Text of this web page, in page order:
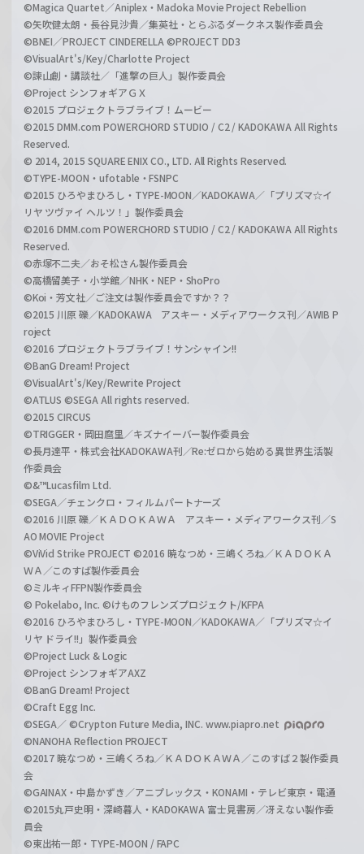
©Magica Quartet／Aniplex・Madoka Movie Project Rebellion
©矢吹健太朗・長谷見沙貴／集英社・とらぶるダークネス製作委員会
©BNEI／PROJECT CINDERELLA ©PROJECT DD3
©VisualArt's/Key/Charlotte Project
©諫山創・講談社／「進撃の巨人」製作委員会
©Project シンフォギアＧＸ
©2015 プロジェクトラブライブ！ムービー
©2015 DMM.com POWERCHORD STUDIO / C2 / KADOKAWA All Rights
Reserved.
© 2014, 2015 SQUARE ENIX CO., LTD. All Rights Reserved.
©TYPE-MOON・ufotable・FSNPC
©2015 ひろやまひろし・TYPE-MOON／KADOKAWA／「プリズマ☆イ
リヤ ツヴァイ ヘルツ！」製作委員会
©2016 DMM.com POWERCHORD STUDIO / C2 / KADOKAWA All Rights
Reserved.
©赤塚不二夫／おそ松さん製作委員会
©高橋留美子・小学館／NHK・NEP・ShoPro
©Koi・芳文社／ご注文は製作委員会ですか？？
©2015 川原 礫／KADOKAWA アスキー・メディアワークス刊／AWIB P
roject
©2016 プロジェクトラブライブ！サンシャイン!!
©BanG Dream! Project
©VisualArt's/Key/Rewrite Project
©ATLUS ©SEGA All rights reserved.
©2015 CIRCUS
©TRIGGER・岡田麿里／キズナイーバー製作委員会
©長月達平・株式会社KADOKAWA刊／Re:ゼロから始める異世界生活製
作委員会
©&™Lucasfilm Ltd.
©SEGA／チェンクロ・フィルムパートナーズ
©2016 川原 礫／ＫＡＤＯＫＡＷＡ アスキー・メディアワークス刊／S
AO MOVIE Project
©ViVid Strike PROJECT ©2016 暁なつめ・三嶋くろね／ＫＡＤＯＫＡ
ＷＡ／このすば製作委員会
©ミルキィFFPN製作委員会
© Pokelabo, Inc. ©けものフレンズプロジェクト/KFPA
©2016 ひろやまひろし・TYPE-MOON／KADOKAWA／「プリズマ☆イ
リヤ ドライ!!」製作委員会
©Project Luck & Logic
©Project シンフォギアAXZ
©BanG Dream! Project
©Craft Egg Inc.
©SEGA／ ©Crypton Future Media, INC. www.piapro.net
©NANOHA Reflection PROJECT
©2017 暁なつめ・三嶋くろね／ＫＡＤＯＫＡＷＡ／このすば２製作委員
会
©GAINAX・中島かずき／アニプレックス・KONAMI・テレビ東京・電通
©2015丸戸史明・深崎暮人・KADOKAWA 富士見書房／冴えない製作委
員会
©東出祐一郎・TYPE-MOON / FAPC